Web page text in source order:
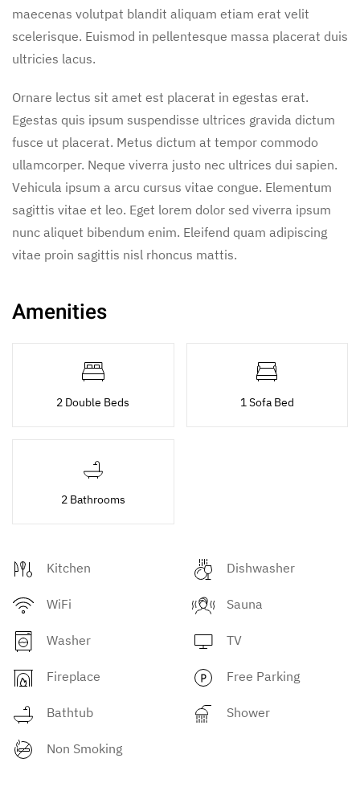
maecenas volutpat blandit aliquam etiam erat velit
scelerisque. Euismod in pellentesque massa placerat duis
ultricies lacus.
Ornare lectus sit amet est placerat in egestas erat.
Egestas quis ipsum suspendisse ultrices gravida dictum
fusce ut placerat. Metus dictum at tempor commodo
ullamcorper. Neque viverra justo nec ultrices dui sapien.
Vehicula ipsum a arcu cursus vitae congue. Elementum
sagittis vitae et leo. Eget lorem dolor sed viverra ipsum
nunc aliquet bibendum enim. Eleifend quam adipiscing
vitae proin sagittis nisl rhoncus mattis.
Amenities
2 Double Beds 1 Sofa Bed
2 Bathrooms
Kitchen Dishwasher
WiFi Sauna
Washer TV
Fireplace Free Parking
Bathtub Shower
Non Smoking